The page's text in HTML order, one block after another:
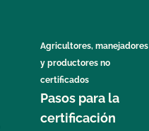
Agricultores, manejadores
y productores no
certificados
Pasos para la
certificación